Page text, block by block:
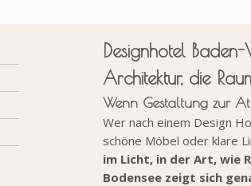
Designhotel
Architektur, die
Wenn Gestaltung zur
Wer nach einem Design
schöne Möbel oder klare
im Licht, in der Art, wie
Bodensee zeigt sich